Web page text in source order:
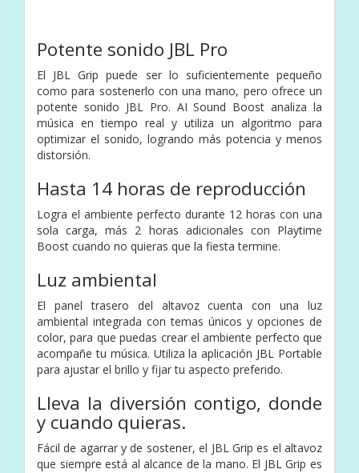
Potente sonido JBL Pro
El JBL Grip puede ser lo suficientemente pequeño
como para sostenerlo con una mano, pero ofrece un
potente sonido JBL Pro. AI Sound Boost analiza la
música en tiempo real y utiliza un algoritmo para
optimizar el sonido, logrando más potencia y menos
distorsión.
Hasta 14 horas de reproducción
Logra el ambiente perfecto durante 12 horas con una
sola carga, más 2 horas adicionales con Playtime
Boost cuando no quieras que la fiesta termine.
Luz ambiental
El panel trasero del altavoz cuenta con una luz
ambiental integrada con temas únicos y opciones de
color, para que puedas crear el ambiente perfecto que
acompañe tu música. Utiliza la aplicación JBL Portable
para ajustar el brillo y fijar tu aspecto preferido.
Lleva la diversión contigo, donde
y cuando quieras.
Fácil de agarrar y de sostener, el JBL Grip es el altavoz
que siempre está al alcance de la mano. El JBL Grip es